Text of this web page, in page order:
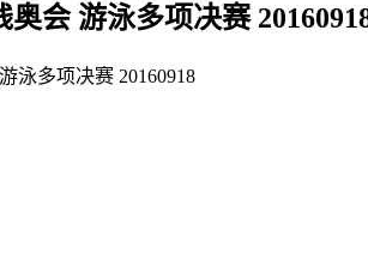
奥会 游泳多项决赛
泳多项决赛 20160918